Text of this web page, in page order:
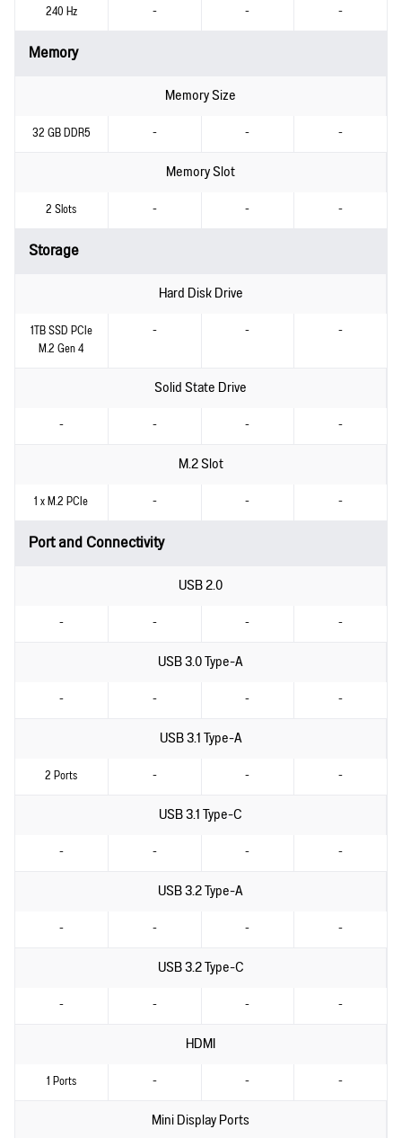
240 Hz - - -
Memory
Memory Size
32 GB DDR5 - - -
Memory Slot
2 Slots - - -
Storage
Hard Disk Drive
1TB SSD PCIe
M.2 Gen 4
- - -
Solid State Drive
- - - -
M.2 Slot
1 x M.2 PCIe - - -
Port and Connectivity
USB 2.0
- - - -
USB 3.0 Type-A
- - - -
USB 3.1 Type-A
2 Ports - - -
USB 3.1 Type-C
- - - -
USB 3.2 Type-A
- - - -
USB 3.2 Type-C
- - - -
HDMI
1 Ports - - -
Mini Display Ports